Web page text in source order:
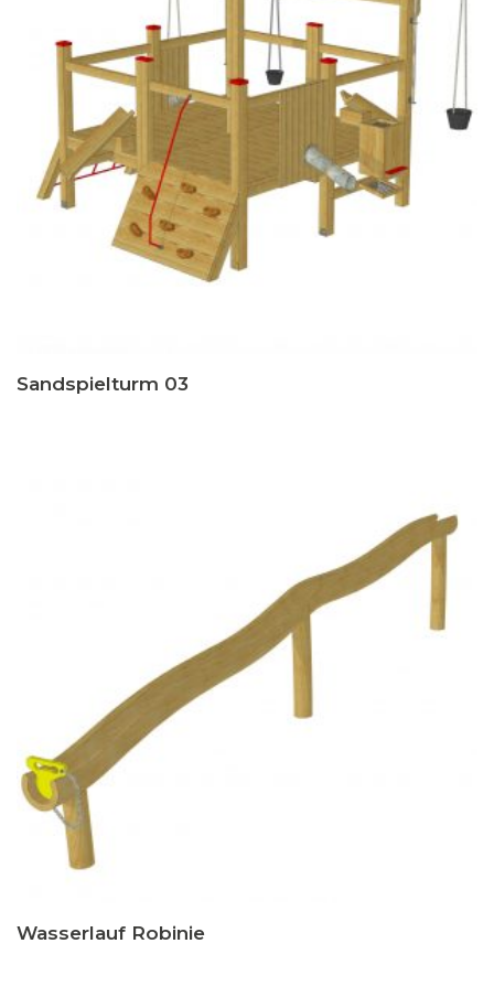
Sandspielturm 03
Wasserlauf Robinie